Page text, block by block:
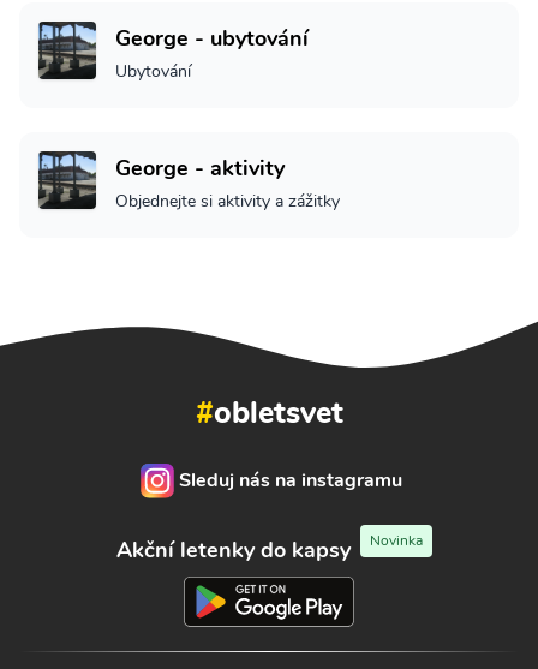
George - ubytování
Ubytování
George - aktivity
Objednejte si aktivity a zážitky
#obletsvet
Sleduj nás na instagramu
Akční letenky do kapsy Novinka